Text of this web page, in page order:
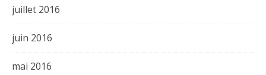
juillet 2016
juin 2016
mai 2016